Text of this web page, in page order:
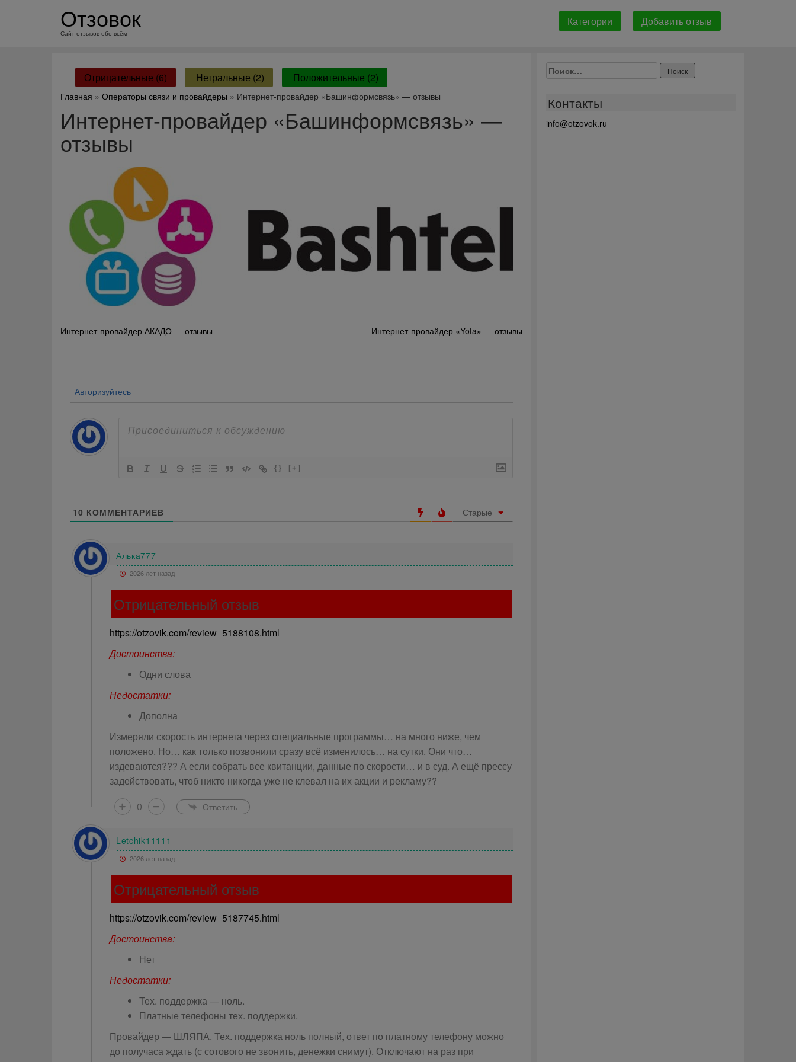
Отзовок
Сайт отзывов обо всём
Категории Добавить отзыв
Отрицательные (6) Нетральные (2) Положительные (2)
Главная » Операторы связи и провайдеры » Интернет-провайдер «Башинформсвязь» — отзывы
Интернет-провайдер «Башинформсвязь» —
отзывы
Навигация
Интернет-провайдер АКАДО — отзывы Интернет-провайдер «Yota» — отзывы
Авторизуйтесь
{} [+]
10 КОММЕНТАРИЕВ Старые
Алька777
2026 лет назад
Отрицательный отзыв
https://otzovik.com/review_5188108.html
Достоинства:
Одни слова
Недостатки:
Дополна
Измеряли скорость интернета через специальные программы… на много ниже, чем
положено. Но… как только позвонили сразу всё изменилось… на сутки. Они что…
издеваются??? А если собрать все квитанции, данные по скорости… и в суд. А ещё прессу
задействовать, чтоб никто никогда уже не клевал на их акции и рекламу??
0
Ответить
Letchik11111
2026 лет назад
Отрицательный отзыв
https://otzovik.com/review_5187745.html
Достоинства:
Нет
Недостатки:
Тех. поддержка — ноль.
Платные телефоны тех. поддержки.
Провайдер — ШЛЯПА. Тех. поддержка ноль полный, ответ по платному телефону можно
до получаса ждать (с сотового не звонить, денежки снимут). Отключают на раз при
Найти:
Контакты
info@otzovok.ru